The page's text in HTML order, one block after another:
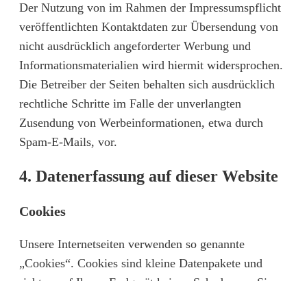
Der Nutzung von im Rahmen der Impressumspflicht
veröffentlichten Kontaktdaten zur Übersendung von
nicht ausdrücklich angeforderter Werbung und
Informationsmaterialien wird hiermit widersprochen.
Die Betreiber der Seiten behalten sich ausdrücklich
rechtliche Schritte im Falle der unverlangten
Zusendung von Werbeinformationen, etwa durch
Spam-E-Mails, vor.
4. Datenerfassung auf dieser Website
Cookies
Unsere Internetseiten verwenden so genannte
„Cookies“. Cookies sind kleine Datenpakete und